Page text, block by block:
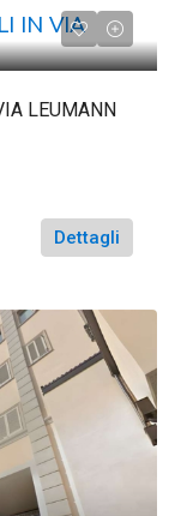
LEUMANN
Dettagli